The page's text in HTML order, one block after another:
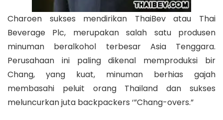
Charoen sukses mendirikan ThaiBev atau Thai
Beverage Plc, merupakan salah satu produsen
minuman beralkohol terbesar Asia Tenggara.
Perusahaan ini paling dikenal memproduksi bir
Chang, yang kuat, minuman berhias gajah
membasahi peluit orang Thailand dan sukses
meluncurkan juta backpackers ‘”Chang-overs.”